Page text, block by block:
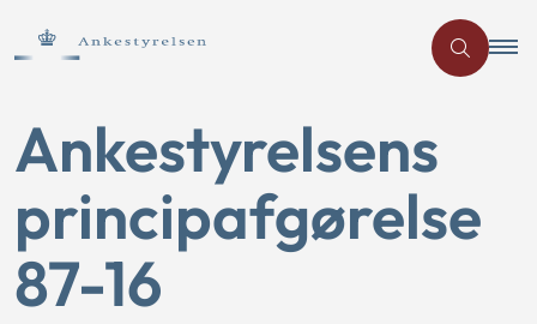
Ankestyrelsens
principafgørelse
87-16